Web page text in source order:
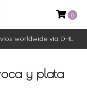
worldwide vía DHL
0
y plata